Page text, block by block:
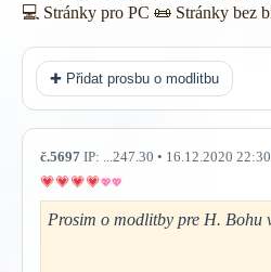
💻 Stránky pro PC 📜 Stránky bez
✚ Přidat prosbu o modlitbu
č.5697 IP: ...247.30 • 16.12.2020 22:30
Prosim o modlitby pre H. Bohu